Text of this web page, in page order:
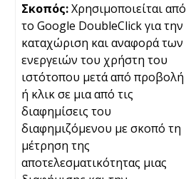
Χρησιμοποιείται από
το Google DoubleClick για την
καταχώριση και αναφορά των
ενεργειών του χρήστη του
ιστότοπου μετά από προβολή
ή κλικ σε μια από τις
διαφημίσεις του
διαφημιζόμενου με σκοπό τη
μέτρηση της
αποτελεσματικότητας μιας